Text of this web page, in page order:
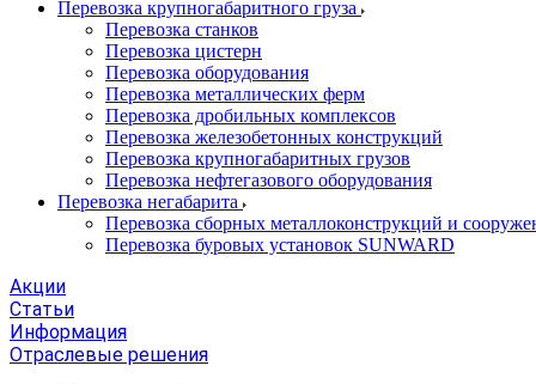
Перевозка крупногабаритного груза
Перевозка станков
Перевозка цистерн
Перевозка оборудования
Перевозка металлических ферм
Перевозка дробильных комплексов
Перевозка железобетонных конструкций
Перевозка крупногабаритных грузов
Перевозка нефтегазового оборудования
Перевозка негабарита
Перевозка сборных металлоконструкций и
Перевозка буровых установок SUNWARD
Акции
Статьи
Информация
Отраслевые решения